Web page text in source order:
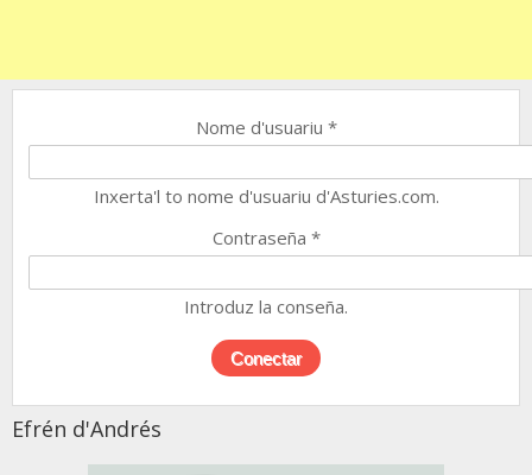
Nome d'usuariu *
Inxerta'l to nome d'usuariu d'Asturies.com.
Contraseña *
Introduz la conseña.
Efrén d'Andrés